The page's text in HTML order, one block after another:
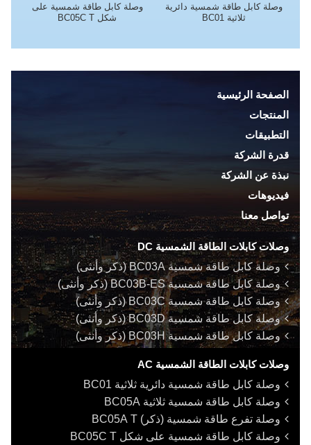
وصلة كابل طاقة شمسية دائرية
ثلاثية BC01
وصلة كابل طاقة شمسية على
شكل T
BC05C
الصفحة الرئيسية
المنتجات
التطبيقات
قدرة الشركة
نبذة عن الشركة
فيديوهات
تواصل معنا
وصلات كابلات الطاقة الشمسية DC
وصلة كابل طاقة شمسية BC03A (ذكر وأنثى)
وصلة كابل طاقة شمسية BC03B-ES (ذكر وأنثى)
وصلة كابل طاقة شمسية BC03C (ذكر وأنثى)
وصلة كابل طاقة شمسية BC03D (ذكر وأنثى)
وصلة كابل طاقة شمسية BC03H (ذكر وأنثى)
وصلات كابلات الطاقة الشمسية AC
وصلة كابل طاقة شمسية دائرية ثلاثية BC01
وصلة كابل طاقة شمسية ثلاثية BC05A
وصلة تفرع طاقة شمسية (ذكر) T
وصلة كابل طاقة شمسية على شكل T